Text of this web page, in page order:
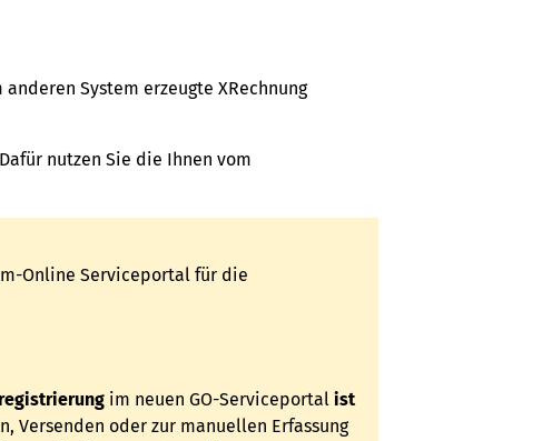
System erzeugte XRechnung
nutzen Sie die Ihnen vom
Online Serviceportal für die
im neuen GO-Serviceportal ist
Versenden oder zur manuellen Erfassung